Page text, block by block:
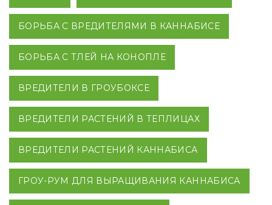
БОРЬБА С ВРЕДИТЕЛЯМИ В КАННАБИСЕ
БОРЬБА С ТЛЕЙ НА КОНОПЛЕ
ВРЕДИТЕЛИ В ГРОУБОКСЕ
ВРЕДИТЕЛИ РАСТЕНИЙ В ТЕПЛИЦАХ
ВРЕДИТЕЛИ РАСТЕНИЙ КАННАБИСА
ГРОУ-РУМ ДЛЯ ВЫРАЩИВАНИЯ КАННАБИСА